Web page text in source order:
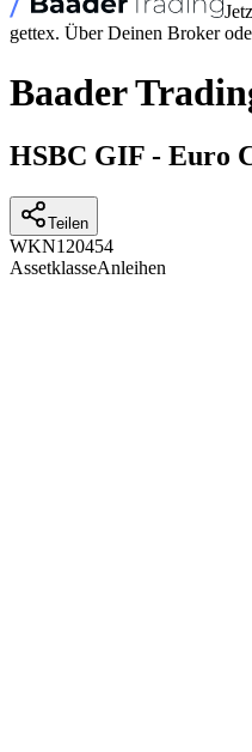
gettex. Über Deinen Broker
Baader
HSBC GIF - Euro
Teilen
WKN120454
AssetklasseAnleihen